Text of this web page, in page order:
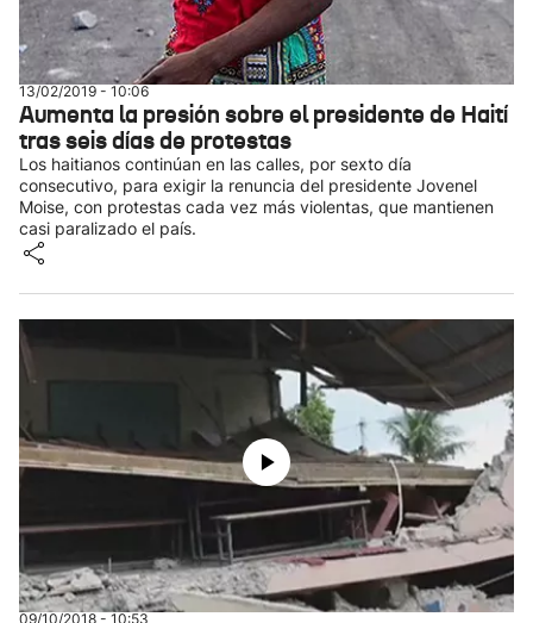
13/02/2019 - 10:06
Aumenta la presión sobre el presidente de Haití
tras seis días de protestas
Los haitianos continúan en las calles, por sexto día
consecutivo, para exigir la renuncia del presidente Jovenel
Moise, con protestas cada vez más violentas, que mantienen
casi paralizado el país.
09/10/2018 - 10:53